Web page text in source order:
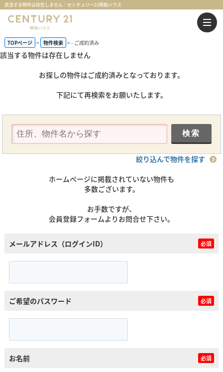
該当する物件は存在しません｜センチュリー21明和ハウス
TOPページ 物件検索 - ご成約済み
該当する物件は存在しません
お探しの物件はご成約済みとなっております。
下記にて再検索をお願いたします。
絞り込んで物件を探す
ホームページに掲載されていない物件も
多数ございます。
お手数ですが、
会員登録フォームよりお問合せ下さい。
メールアドレス（ログインID） 必須
ご希望のパスワード 必須
お名前 必須